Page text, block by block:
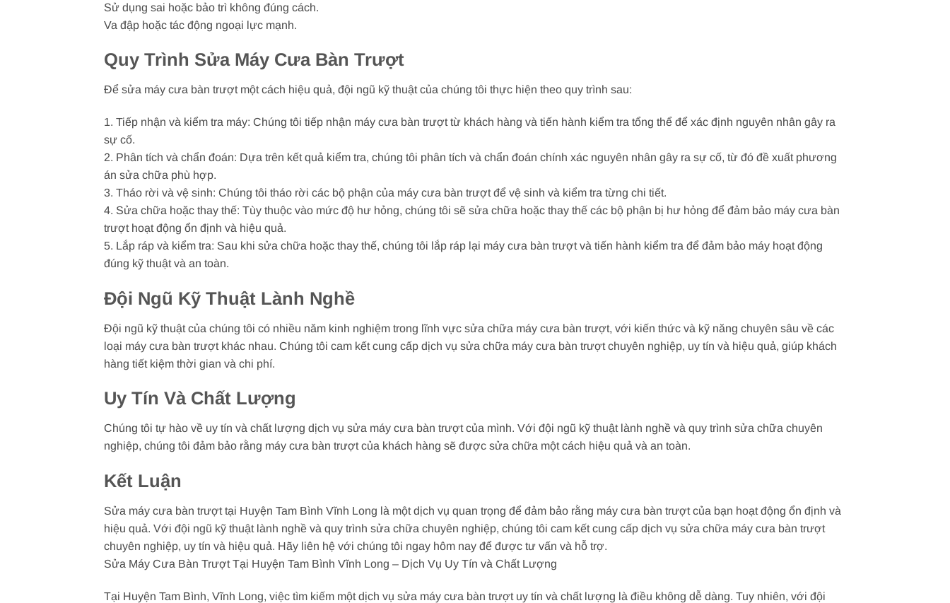
Sử dụng sai hoặc bảo trì không đúng cách.
Va đập hoặc tác động ngoại lực mạnh.
Quy Trình Sửa Máy Cưa Bàn Trượt
Để sửa máy cưa bàn trượt một cách hiệu quả, đội ngũ kỹ thuật của chúng tôi thực hiện theo quy trình sau:
1. Tiếp nhận và kiểm tra máy: Chúng tôi tiếp nhận máy cưa bàn trượt từ khách hàng và tiến hành kiểm tra tổng thể để xác định nguyên nhân gây ra
sự cố.
2. Phân tích và chẩn đoán: Dựa trên kết quả kiểm tra, chúng tôi phân tích và chẩn đoán chính xác nguyên nhân gây ra sự cố, từ đó đề xuất phương
án sửa chữa phù hợp.
3. Tháo rời và vệ sinh: Chúng tôi tháo rời các bộ phận của máy cưa bàn trượt để vệ sinh và kiểm tra từng chi tiết.
4. Sửa chữa hoặc thay thế: Tùy thuộc vào mức độ hư hỏng, chúng tôi sẽ sửa chữa hoặc thay thế các bộ phận bị hư hỏng để đảm bảo máy cưa bàn
trượt hoạt động ổn định và hiệu quả.
5. Lắp ráp và kiểm tra: Sau khi sửa chữa hoặc thay thế, chúng tôi lắp ráp lại máy cưa bàn trượt và tiến hành kiểm tra để đảm bảo máy hoạt động
đúng kỹ thuật và an toàn.
Đội Ngũ Kỹ Thuật Lành Nghề
Đội ngũ kỹ thuật của chúng tôi có nhiều năm kinh nghiệm trong lĩnh vực sửa chữa máy cưa bàn trượt, với kiến thức và kỹ năng chuyên sâu về các
loại máy cưa bàn trượt khác nhau. Chúng tôi cam kết cung cấp dịch vụ sửa chữa máy cưa bàn trượt chuyên nghiệp, uy tín và hiệu quả, giúp khách
hàng tiết kiệm thời gian và chi phí.
Uy Tín Và Chất Lượng
Chúng tôi tự hào về uy tín và chất lượng dịch vụ sửa máy cưa bàn trượt của mình. Với đội ngũ kỹ thuật lành nghề và quy trình sửa chữa chuyên
nghiệp, chúng tôi đảm bảo rằng máy cưa bàn trượt của khách hàng sẽ được sửa chữa một cách hiệu quả và an toàn.
Kết Luận
Sửa máy cưa bàn trượt tại Huyện Tam Bình Vĩnh Long là một dịch vụ quan trọng để đảm bảo rằng máy cưa bàn trượt của bạn hoạt động ổn định và
hiệu quả. Với đội ngũ kỹ thuật lành nghề và quy trình sửa chữa chuyên nghiệp, chúng tôi cam kết cung cấp dịch vụ sửa chữa máy cưa bàn trượt
chuyên nghiệp, uy tín và hiệu quả. Hãy liên hệ với chúng tôi ngay hôm nay để được tư vấn và hỗ trợ.
Sửa Máy Cưa Bàn Trượt Tại Huyện Tam Bình Vĩnh Long – Dịch Vụ Uy Tín và Chất Lượng
Tại Huyện Tam Bình, Vĩnh Long, việc tìm kiếm một dịch vụ sửa máy cưa bàn trượt uy tín và chất lượng là điều không dễ dàng. Tuy nhiên, với đội